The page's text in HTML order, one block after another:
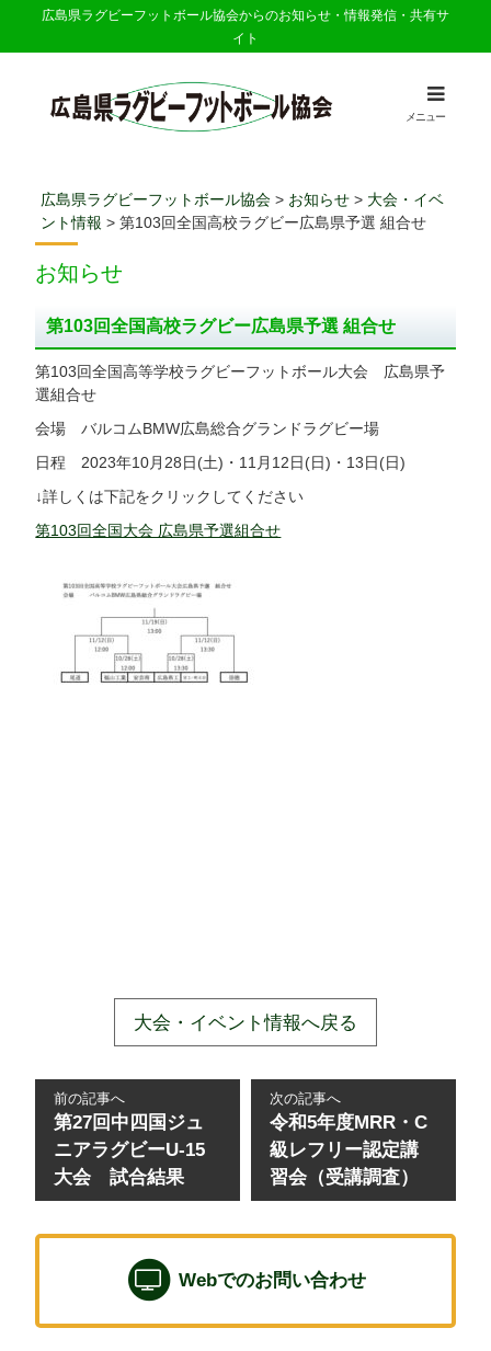
広島県ラグビーフットボール協会からのお知らせ・情報発信・共有サ
イト
メニュー
広島県ラグビーフットボール協会 > お知らせ > 大会・イベ
ント情報 >第103回全国高校ラグビー広島県予選 組合せ
お知らせ
第103回全国高校ラグビー広島県予選 組合せ
第103回全国高等学校ラグビーフットボール大会 広島県予
選組合せ
会場 バルコムBMW広島総合グランドラグビー場
日程 2023年10月28日(土)・11月12日(日)・13日(日)
↓詳しくは下記をクリックしてください
第103回全国大会 広島県予選組合せ
大会・イベント情報へ戻る
前の記事へ
第27回中四国ジュ
ニアラグビーU-15
大会 試合結果
次の記事へ
令和5年度MRR・C
級レフリー認定講
習会（受講調査）
Webでのお問い合わせ